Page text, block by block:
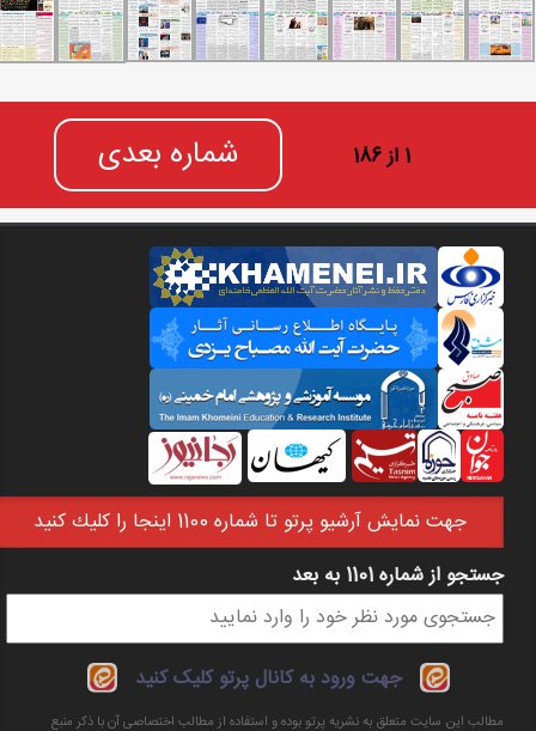
1 از 186 شماره بعدی
جهت نمايش آرشيو پرتو تا شماره 1100 اينجا را كليك كنيد
فرم جستجو
جستجو از شماره 1101 به بعد
جهت ورود به کانال پرتو کلیک کنید
مطالب این سایت متعلق به نشریه پرتو بوده و استفاده از مطالب اختصاصی آن با ذکر منبع